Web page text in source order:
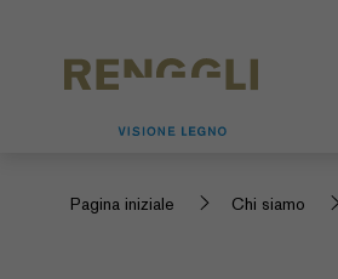
Pagina iniziale Chi siamo
Impostazioni della protezione dei